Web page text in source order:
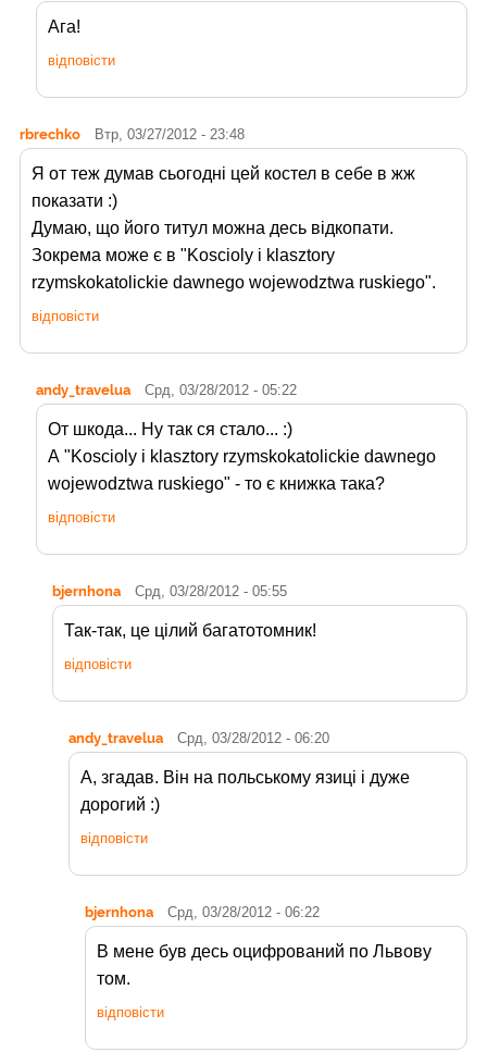
Ага!
відповісти
rbrechko Втр, 03/27/2012 - 23:48
Я от теж думав сьогодні цей костел в себе в жж
показати :)
Думаю, що його титул можна десь відкопати.
Зокрема може є в "Koscioly i klasztory
rzymskokatolickie dawnego wojewodztwa ruskiego".
відповісти
andy_travelua Срд, 03/28/2012 - 05:22
От шкода... Ну так ся стало... :)
А "Koscioly i klasztory rzymskokatolickie dawnego
wojewodztwa ruskiego" - то є книжка така?
відповісти
bjernhona Срд, 03/28/2012 - 05:55
Так-так, це цілий багатотомник!
відповісти
andy_travelua Срд, 03/28/2012 - 06:20
А, згадав. Він на польському язиці і дуже
дорогий :)
відповісти
bjernhona Срд, 03/28/2012 - 06:22
В мене був десь оцифрований по Львову
том.
відповісти